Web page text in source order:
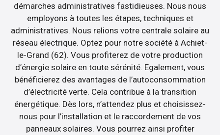
démarches administratives fastidieuses. Nous nous
employons à toutes les étapes, techniques et
administratives. Nous relions votre centrale solaire au
réseau électrique. Optez pour notre société à Achiet-
le-Grand (62). Vous profiterez de votre production
d’énergie solaire en toute sérénité. Egalement, vous
bénéficierez des avantages de l’autoconsommation
d’électricité verte. Cela contribue à la transition
énergétique. Dès lors, n’attendez plus et choisissez-
nous pour l’installation et le raccordement de vos
panneaux solaires. Vous pourrez ainsi profiter